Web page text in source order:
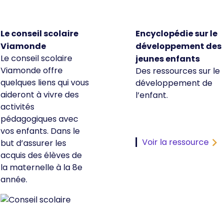
Le conseil scolaire
Viamonde
Le conseil scolaire
Viamonde offre
quelques liens qui vous
aideront à vivre des
activités
pédagogiques avec
vos enfants. Dans le
but d’assurer les
acquis des élèves de
la maternelle à la 8e
année.
Encyclopédie sur le
développement des
jeunes enfants
Des ressources sur le
développement de
l’enfant.
Voir la ressource